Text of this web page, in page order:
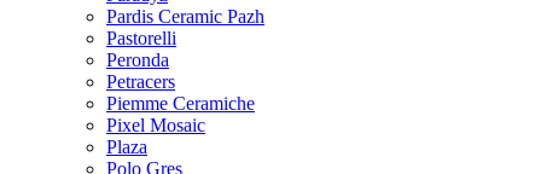
Pardis Ceramic Pazh
Pastorelli
Peronda
Petracers
Piemme Ceramiche
Pixel Mosaic
Plaza
Polo Gres